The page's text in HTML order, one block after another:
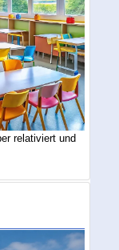
relativiert und